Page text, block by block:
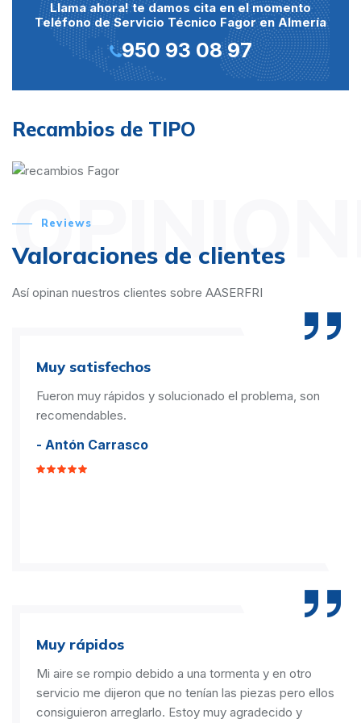
Llama ahora! te damos cita en el momento
Teléfono de Servicio Técnico Fagor en Almería
950 93 08 97
Recambios de TIPO
Reviews
Valoraciones de clientes
Así opinan nuestros clientes sobre AASERFRI
Muy satisfechos
Fueron muy rápidos y solucionado el problema, son
recomendables.
- Antón Carrasco
Muy rápidos
Mi aire se rompio debido a una tormenta y en otro
servicio me dijeron que no tenían las piezas pero ellos
consiguieron arreglarlo. Estoy muy agradecido y